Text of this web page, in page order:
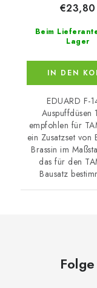
Beim
Lager
€23,80
IN DEN
EDUARD F-
Auspuffdüsen
empfohlen für
ein Zusatzset von
Brassin im
das für den
Bausatz